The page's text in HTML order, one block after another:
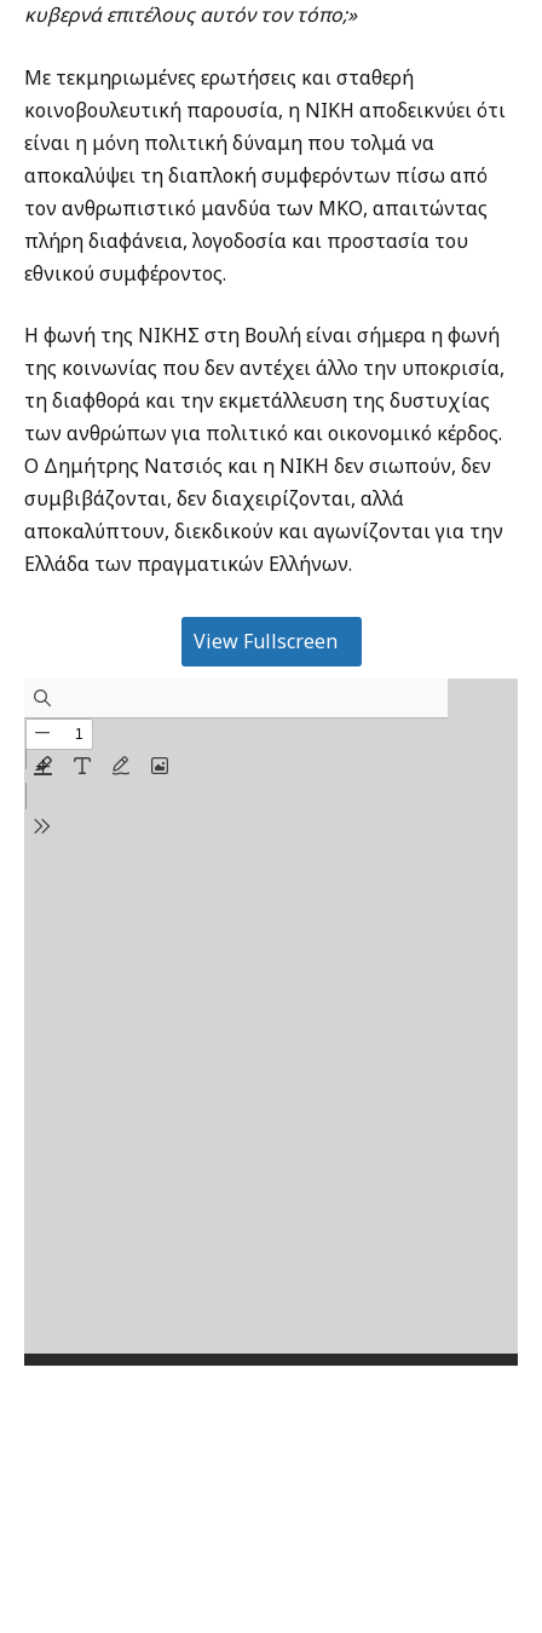
κυβερνά επιτέλους αυτόν τον τόπο;»
Με τεκμηριωμένες ερωτήσεις και σταθερή
κοινοβουλευτική παρουσία, η ΝΙΚΗ αποδεικνύει ότι
είναι η μόνη πολιτική δύναμη που τολμά να
αποκαλύψει τη διαπλοκή συμφερόντων πίσω από
τον ανθρωπιστικό μανδύα των ΜΚΟ, απαιτώντας
πλήρη διαφάνεια, λογοδοσία και προστασία του
εθνικού συμφέροντος.
Η φωνή της ΝΙΚΗΣ στη Βουλή είναι σήμερα η φωνή
της κοινωνίας που δεν αντέχει άλλο την υποκρισία,
τη διαφθορά και την εκμετάλλευση της δυστυχίας
των ανθρώπων για πολιτικό και οικονομικό κέρδος.
Ο Δημήτρης Νατσιός και η ΝΙΚΗ δεν σιωπούν, δεν
συμβιβάζονται, δεν διαχειρίζονται, αλλά
αποκαλύπτουν, διεκδικούν και αγωνίζονται για την
Ελλάδα των πραγματικών Ελλήνων.
View Fullscreen